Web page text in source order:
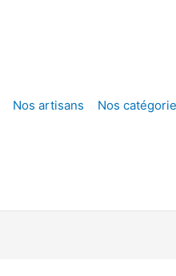
Nos artisans Nos